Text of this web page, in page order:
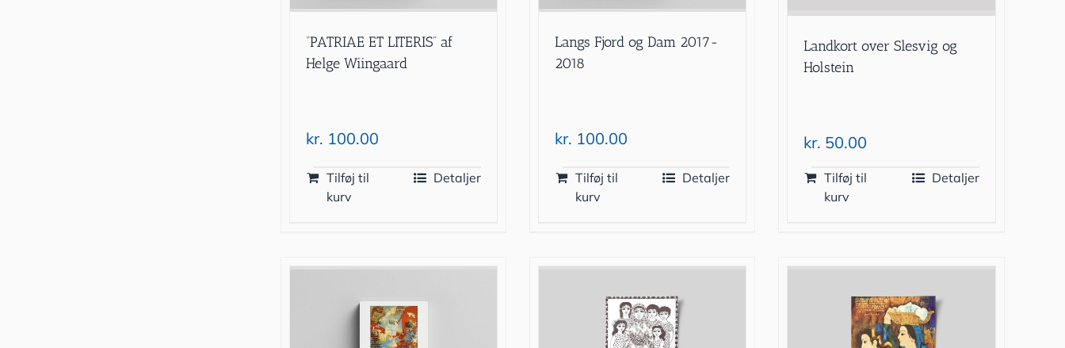
“PATRIAE ET LITERIS” af
Helge Wiingaard
kr. 100.00
Tilføj til
kurv
Detaljer
Langs Fjord og Dam 2017-
2018
kr. 100.00
Tilføj til
kurv
Detaljer
Landkort over Slesvig og
Holstein
kr. 50.00
Tilføj til
kurv
Detaljer